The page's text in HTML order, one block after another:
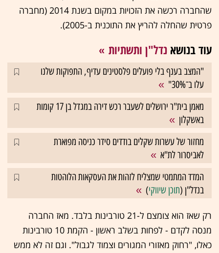
שהחברה רכשה את הזכויות במקום בשנת 2014 (מחברה
פרטית שהחלה להריץ את התוכנית ב-2005).
עוד בנושא נדל"ן ותשתיות
"המצב בענף בלי פועלים פלסטינים עדיף, התפוקות שלנו
עלו ב־30%"
מאמן בית"ר ירושלים לשעבר רכש דירה במגדל בן 17 קומות
באשקלון
מחזור של עשרות שקלים בודדים סידר כניסה מפוארת
לאביסרור לת"א
המדד המתמטי שמצליח לזהות את העסקאות הלוהטות
בנדל"ן (תוכן שיווקי)
רק שאז הוא צומצם ל-21 טורבינות בלבד. מאז החברה
מנסה לקדם - לפחות בשלב ראשון - הקמת 10 טורבינות
כאלו, "רחוק מאזורי המגורים וצמוד לגבול". וגם זה לא ממש